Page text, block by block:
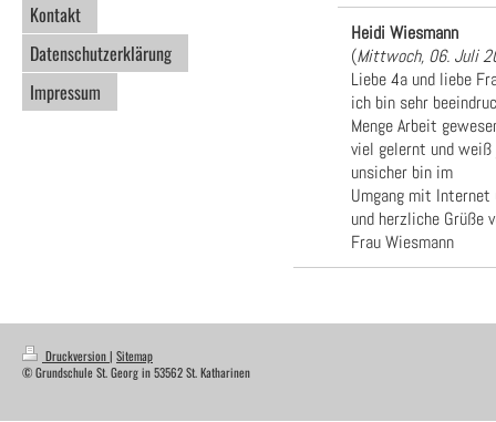
Kontakt
Datenschutzerklärung
Impressum
Heidi Wiesmann
(Mittwoch, 06. Juli
Liebe 4a und liebe
ich bin sehr
Menge Arbeit
viel gelernt und
unsicher bin im
Umgang mit Internet
und herzliche Grüße
Frau Wiesmann
Druckversion| Sitemap
© Grundschule St. Georg in 53562 St. Katharinen